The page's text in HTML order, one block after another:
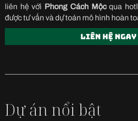
liên hệ với Phong Cách Mộcqua
được tư vấn và dự toán mô hình hoàn
Dự án nổi bật